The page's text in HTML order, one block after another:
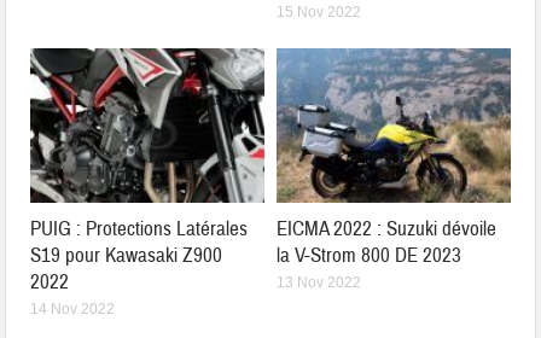
15 Nov 2022
PUIG : Protections Latérales
S19 pour Kawasaki Z900
2022
14 Nov 2022
EICMA 2022 : Suzuki dévoile
la V-Strom 800 DE 2023
13 Nov 2022